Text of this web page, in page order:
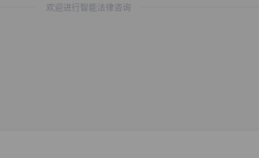
欢迎进行智能法律咨询